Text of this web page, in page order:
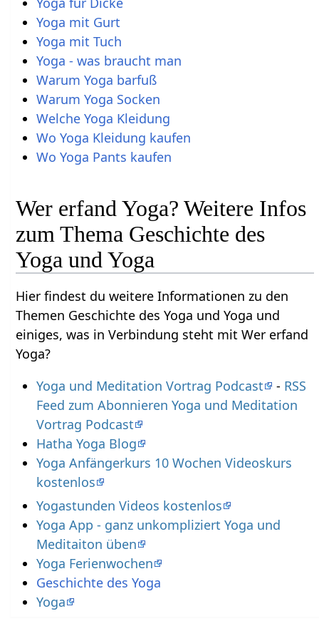
Yoga mit Gurt
Yoga mit Tuch
Yoga - was braucht man
Warum Yoga barfuß
Warum Yoga Socken
Welche Yoga Kleidung
Wo Yoga Kleidung kaufen
Wo Yoga Pants kaufen
Wer erfand Yoga? Weitere Infos
zum Thema Geschichte des
Yoga und Yoga
Hier findest du weitere Informationen zu den
Themen Geschichte des Yoga und Yoga und
einiges, was in Verbindung steht mit Wer erfand
Yoga?
Yoga und Meditation Vortrag Podcast
- RSS
Feed zum Abonnieren Yoga und Meditation
Vortrag Podcast
Hatha Yoga Blog
Yoga Anfängerkurs 10 Wochen Videoskurs
kostenlos
Yogastunden Videos kostenlos
Yoga App - ganz unkompliziert Yoga und
Meditaiton üben
Yoga Ferienwochen
Geschichte des Yoga
Yoga